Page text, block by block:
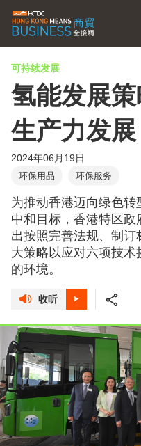
可持续发展
氢能发展
生产力发展
2024年06月19日
环保用品 环保服务
为推动香港迈向绿色
中和目标，香港特区
出按照完善法规、制订
大策略以应对六项技
的环境。
收听